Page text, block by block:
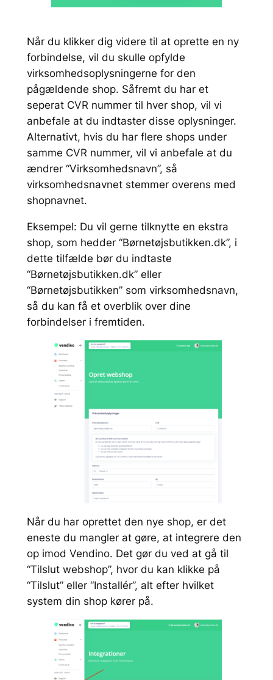
Når du klikker dig videre til at oprette en ny
forbindelse, vil du skulle opfylde
virksomhedsoplysningerne for den
pågældende shop. Såfremt du har et
seperat CVR nummer til hver shop, vil vi
anbefale at du indtaster disse oplysninger.
Alternativt, hvis du har flere shops under
samme CVR nummer, vil vi anbefale at du
ændrer “Virksomhedsnavn”, så
virksomhedsnavnet stemmer overens med
shopnavnet.
Eksempel: Du vil gerne tilknytte en ekstra
shop, som hedder “Børnetøjsbutikken.dk”, i
dette tilfælde bør du indtaste
“Børnetøjsbutikken.dk” eller
“Børnetøjsbutikken” som virksomhedsnavn,
så du kan få et overblik over dine
forbindelser i fremtiden.
Når du har oprettet den nye shop, er det
eneste du mangler at gøre, at integrere den
op imod Vendino. Det gør du ved at gå til
“Tilslut webshop”, hvor du kan klikke på
“Tilslut” eller “Installér”, alt efter hvilket
system din shop kører på.